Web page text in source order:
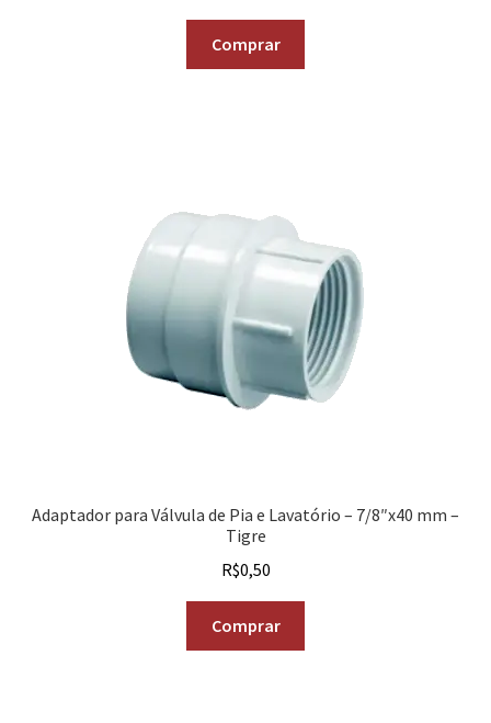
Comprar
Adaptador para Válvula de Pia e Lavatório – 7/8″x40 mm –
Tigre
R$0,50
Comprar